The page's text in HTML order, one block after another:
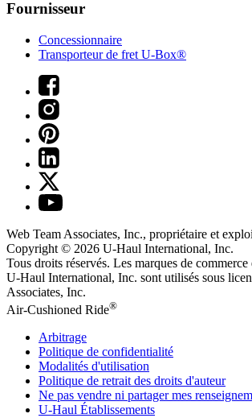
Fournisseur
Concessionnaire
Transporteur de fret U-Box®
Web Team Associates, Inc., propriétaire et
Copyright © 2026 U-Haul International, Inc.
Tous droits réservés. Les marques de
U-Haul International, Inc. sont utilisés sous
Associates, Inc.
Air-Cushioned Ride®
Arbitrage
Politique de confidentialité
Modalités d'utilisation
Politique de retrait des droits d'auteur
Ne pas vendre ni partager mes
U-Haul Établissements